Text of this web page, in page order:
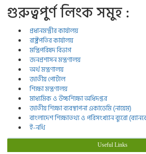
গুরুত্বপুর্ণ লিংক সমুহ :
প্রধানমন্ত্রীর কার্যালয়
রাষ্ট্রপতির কার্যালয়
মন্ত্রিপরিষদ বিভাগ
জনপ্রশাসন মন্ত্রণালয়
অর্থ মন্ত্রণালয়
জাতীয় পোর্টাল
শিক্ষা মন্ত্রণালয়
মাধ্যমিক ও উচ্চশিক্ষা অধিদপ্তর
জাতীয় শিক্ষা ব্যবস্থাপনা একাডেমি (নায়েম)
বাংলাদেশ শিক্ষাতথ্য ও পরিসংখ্যান ব্যুরো
ই-নথি
Useful Links